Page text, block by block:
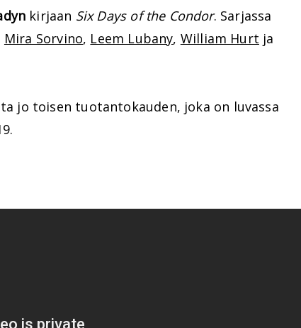
kirjaan Six Days of the Condor. Sarjassa
Mira Sorvino, Leem Lubany, William Hurt ja
jo toisen tuotantokauden, joka on luvassa